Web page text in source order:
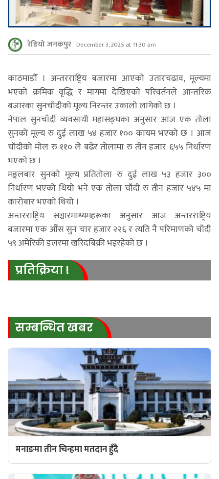
रेडियो जनकपुर December 3, 2025 at 11:30 am
काठमाडौँ । अन्तरराष्ट्रिय बजारमा आएको उतारचढाव, मूल्यमा
भएको क्रमिक वृद्धि र मागमा देखिएको परिवर्तनले आन्तरिक
बजारका सुनचाँदीको मूल्य निरन्तर उकालो लागेको छ ।
नेपाल सुनचाँदी व्यवसायी महासङ्घका अनुसार आज एक तोला
सुनको मूल्य रु दुई लाख ५४ हजार १०० कायम भएको छ । आज
चाँदीको मोल रु ११० ले बढेर तोलामा रु तीन हजार ६५५ निर्धारण
भएको छ ।
मङ्गलबार सुनको मूल्य प्रतितोला रु दुई लाख ५३ हजार ३००
निर्धारण भएको थियो भने एक तोला चाँदी रु तीन हजार ५४५ मा
कारोबार भएको थियो ।
अन्तरराष्ट्रिय सञ्चारमाध्यमहरूका अनुसार आज अन्तरराष्ट्रिय
बजारमा एक औँस सुन चार हजार २२६ र त्यति नै परिमाणको चाँदी
५९ अमेरिकी डलरमा खरिदबिक्री भइरहेको छ ।
प्रतिक्रिया !
सम्बन्धित खबर
मनाङमा तीन चिन्हमा मतदान हुँदै